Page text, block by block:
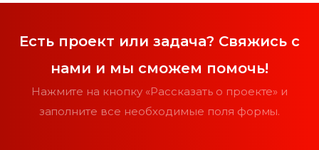
Есть проект или задача? Свяжись с
нами и мы сможем помочь!
Нажмите на кнопку «Рассказать о проекте» и
заполните все необходимые поля формы.